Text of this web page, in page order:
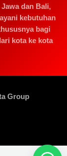
dan Bali,
kebutuhan
bagi
kota ke kota
Group